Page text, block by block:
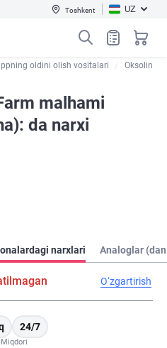
Toshkent UZ
oldini olish vositalari Oksolin
malhami
da narxi
narxlari Analoglar
O‘zgartirish
24/7
Miqdori